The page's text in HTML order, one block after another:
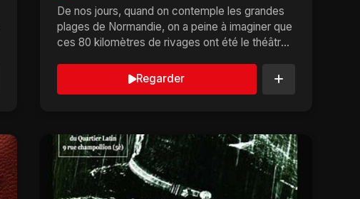
De nos jours, quand on contemple les grandes
plages de Normandie, on a peine à imaginer que
ces 80 kilomètres de rivages ont été le théâtre
Regarder